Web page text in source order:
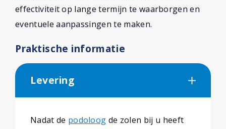
effectiviteit op lange termijn te waarborgen en
eventuele aanpassingen te maken.
Praktische informatie
Levering
Nadat de podoloog de zolen bij u heeft